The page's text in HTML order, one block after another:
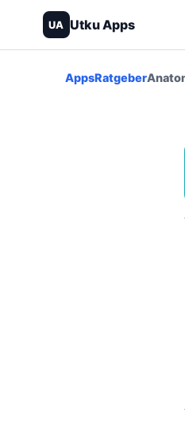
UA Utku Apps
AppsRatgeber